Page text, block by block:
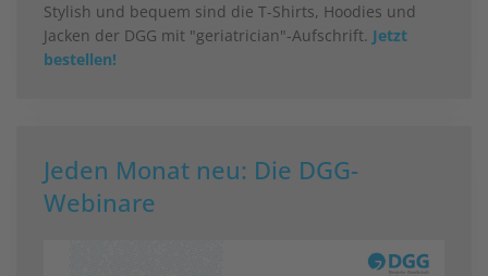
Stylish und bequem sind die T-Shirts, Hoodies und
Jacken der DGG mit "geriatrician"-Aufschrift. Jetzt
bestellen!
Jeden Monat neu: Die DGG-
Webinare